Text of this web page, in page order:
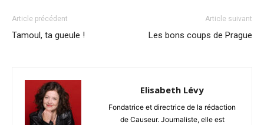
Article précédent
Tamoul, ta gueule !
Article suivant
Les bons coups de Prague
Elisabeth Lévy
Fondatrice et directrice de la rédaction
de Causeur. Journaliste, elle est